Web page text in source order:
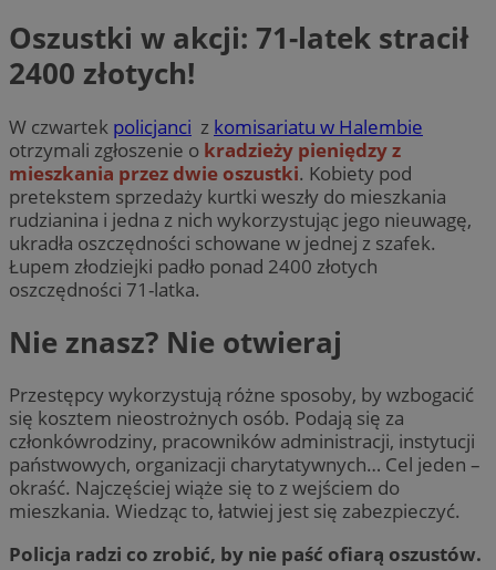
Oszustki w akcji: 71-latek stracił
2400 złotych!
W czwartek policjanci z komisariatu w Halembie
otrzymali zgłoszenie o kradzieży pieniędzy z
mieszkania przez dwie oszustki. Kobiety pod
pretekstem sprzedaży kurtki weszły do mieszkania
rudzianina i jedna z nich wykorzystując jego nieuwagę,
ukradła oszczędności schowane w jednej z szafek.
Łupem złodziejki padło ponad 2400 złotych
oszczędności 71-latka.
Nie znasz? Nie otwieraj
Przestępcy wykorzystują różne sposoby, by wzbogacić
się kosztem nieostrożnych osób. Podają się za
członkówrodziny, pracowników administracji, instytucji
państwowych, organizacji charytatywnych… Cel jeden –
okraść. Najczęściej wiąże się to z wejściem do
mieszkania. Wiedząc to, łatwiej jest się zabezpieczyć.
Policja radzi co zrobić, by nie paść ofiarą oszustów.